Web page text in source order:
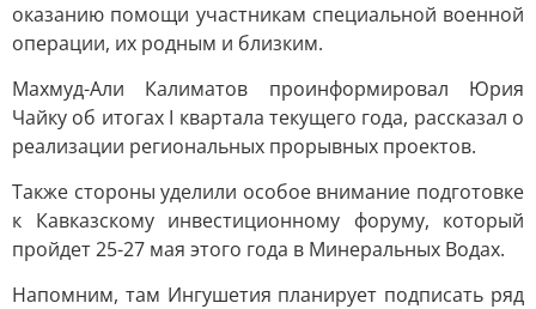
оказанию помощи участникам специальной военной
операции, их родным и близким.
Махмуд-Али Калиматов проинформировал Юрия
Чайку об итогах I квартала текущего года, рассказал о
реализации региональных прорывных проектов.
Также стороны уделили особое внимание подготовке
к Кавказскому инвестиционному форуму, который
пройдет 25-27 мая этого года в Минеральных Водах.
Напомним, там Ингушетия планирует подписать ряд